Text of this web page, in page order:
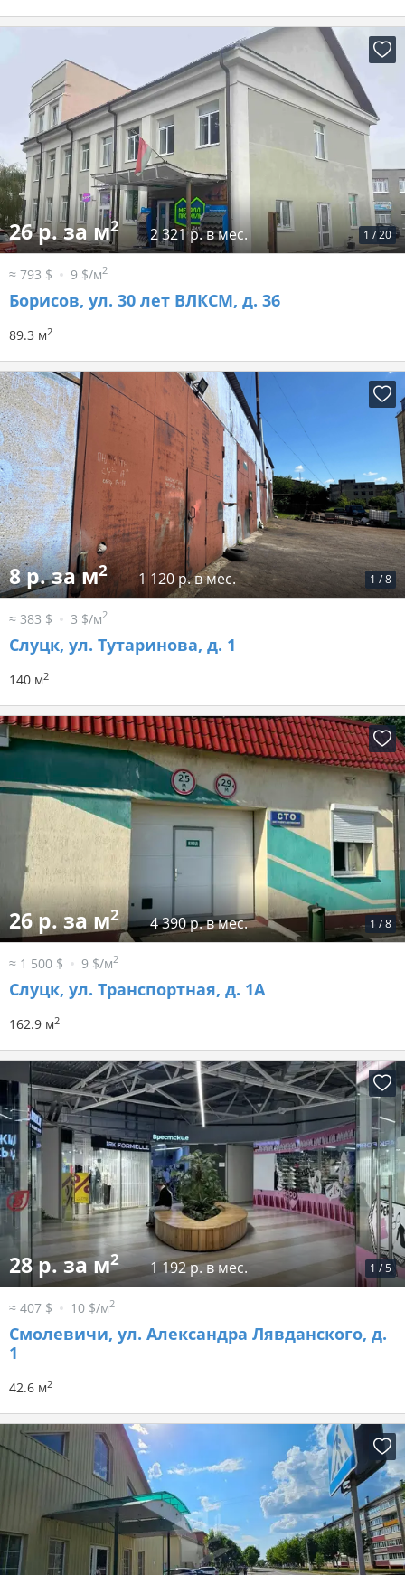
1 /20
26 р. за м2 2 321 р. в мес.
≈ 793 $ 9 $/м2
Борисов, ул. 30 лет ВЛКСМ, д. 36
89.3 м2
1 /8
8 р. за м2 1 120 р. в мес.
≈ 383 $ 3 $/м2
Слуцк, ул. Тутаринова, д. 1
140 м2
1 /8
26 р. за м2 4 390 р. в мес.
≈ 1 500 $ 9 $/м2
Слуцк, ул. Транспортная, д. 1А
162.9 м2
1 /5
28 р. за м2 1 192 р. в мес.
≈ 407 $ 10 $/м2
Смолевичи, ул. Александра Лявданского, д.
1
42.6 м2